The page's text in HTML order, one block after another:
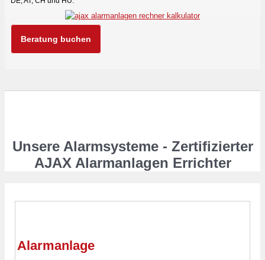
Beratung buchen
Unsere Alarmsysteme - Zertifizierter
AJAX Alarmanlagen Errichter
Alarmanlage